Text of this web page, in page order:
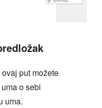
put možete
o sebi
uma.